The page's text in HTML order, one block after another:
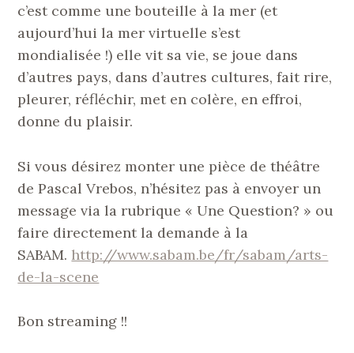
c’est comme une bouteille à la mer (et
aujourd’hui la mer virtuelle s’est
mondialisée !) elle vit sa vie, se joue dans
d’autres pays, dans d’autres cultures, fait rire,
pleurer, réfléchir, met en colère, en effroi,
donne du plaisir.
Si vous désirez monter une pièce de théâtre
de Pascal Vrebos, n’hésitez pas à envoyer un
message via la rubrique « Une Question? » ou
faire directement la demande à la
SABAM. http://www.sabam.be/fr/sabam/arts-
de-la-scene
Bon streaming !!